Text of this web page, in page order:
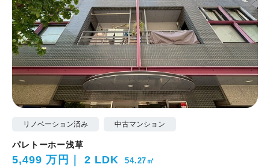
リノベーション済み 中古マンション
パレトーホー浅草
5,499 万円 2 LDK 54.27㎡